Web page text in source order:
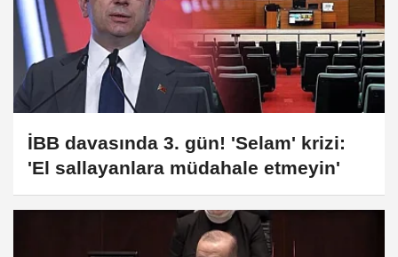
İBB davasında 3. gün! 'Selam' krizi:
'El sallayanlara müdahale etmeyin'